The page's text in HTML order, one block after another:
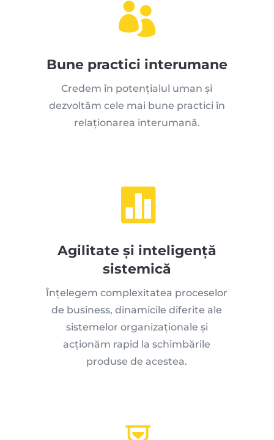

Bune practici interumane
Credem în potențialul uman și
dezvoltăm cele mai bune practici în
relaționarea interumană.

Agilitate și inteligență
sistemică
Înțelegem complexitatea proceselor
de business, dinamicile diferite ale
sistemelor organizaționale și
acționăm rapid la schimbările
produse de acestea.